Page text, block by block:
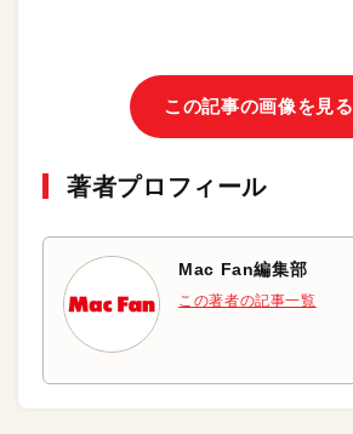
この記事の画像を見る
著者プロフィール
Mac Fan編集部
この著者の記事一覧